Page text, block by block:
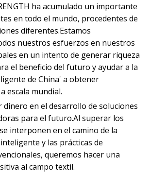
ha acumulado un importante
en todo el mundo, procedentes de
diferentes.Estamos
nuestros esfuerzos en nuestros
en un intento de generar riqueza
el beneficio del futuro y ayudar a la
de China' a obtener
escala mundial.
dinero en el desarrollo de soluciones
para el futuro.Al superar los
interponen en el camino de la
y las prácticas de
queremos hacer una
al campo textil.